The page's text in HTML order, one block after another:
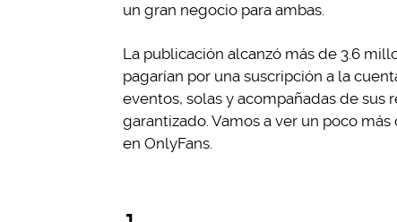
un gran negocio para ambas.
La publicación alcanzó más de 3.6
pagarían por una suscripción a la
eventos, solas y acompañadas de sus
garantizado. Vamos a ver un poco
en OnlyFans.